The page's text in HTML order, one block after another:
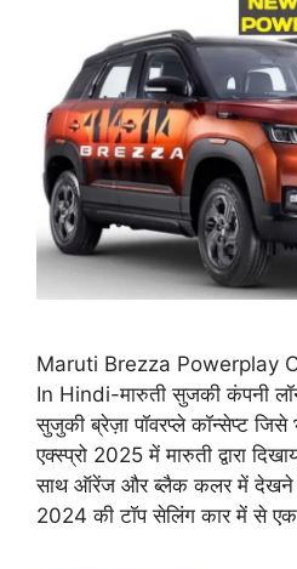
Maruti Brezza Powerplay
In Hindi-मारुती सुजकी कंपनी
सुजुकी ब्रेज़ा पॉवरप्ले कॉन्सेप्ट जिसे
एक्स्प्रो 2025 में मारुती द्वारा
साथ ऑरेंज और ब्लैक कलर में देखने
2024 की टॉप सेलिंग कार में से